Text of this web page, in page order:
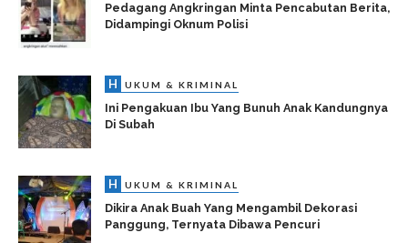
Pedagang Angkringan Minta Pencabutan Berita,
Didampingi Oknum Polisi
H UKUM & KRIMINAL
Ini Pengakuan Ibu Yang Bunuh Anak Kandungnya
Di Subah
H UKUM & KRIMINAL
Dikira Anak Buah Yang Mengambil Dekorasi
Panggung, Ternyata Dibawa Pencuri